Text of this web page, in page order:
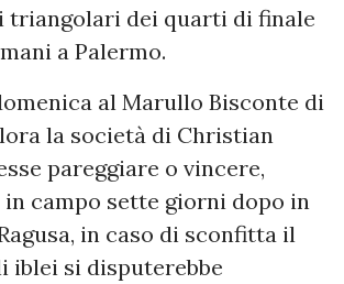
triangolari dei quarti di finale
a Palermo.
al Marullo Bisconte di
la società di Christian
pareggiare o vincere,
in campo sette giorni dopo in
in caso di sconfitta il
iblei si disputerebbe